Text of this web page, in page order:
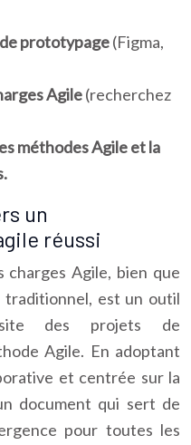
prototypage(Figma,
Agile(recherchez
méthodes Agile et la
un
réussi
charges Agile, bien que
est un outil
des projets de
Agile. En adoptant
et centrée sur la
document qui sert de
pour toutes les